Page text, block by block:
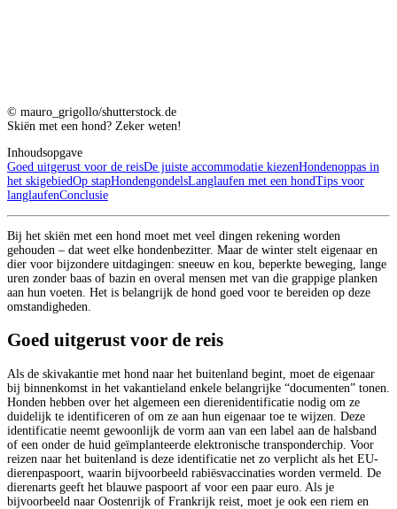
© mauro_grigollo/shutterstock.de
Skiën met een hond? Zeker weten!
Inhoudsopgave
Goed uitgerust voor de reisDe juiste accommodatie kiezenHondenoppas in
het skigebiedOp stapHondengondelsLanglaufen met een hondTips voor
langlaufenConclusie
Bij het skiën met een hond moet met veel dingen rekening worden
gehouden – dat weet elke hondenbezitter. Maar de winter stelt eigenaar en
dier voor bijzondere uitdagingen: sneeuw en kou, beperkte beweging, lange
uren zonder baas of bazin en overal mensen met van die grappige planken
aan hun voeten. Het is belangrijk de hond goed voor te bereiden op deze
omstandigheden.
Goed uitgerust voor de reis
Als de skivakantie met hond naar het buitenland begint, moet de eigenaar
bij binnenkomst in het vakantieland enkele belangrijke “documenten” tonen.
Honden hebben over het algemeen een dierenidentificatie nodig om ze
duidelijk te identificeren of om ze aan hun eigenaar toe te wijzen. Deze
identificatie neemt gewoonlijk de vorm aan van een label aan de halsband
of een onder de huid geïmplanteerde elektronische transponderchip. Voor
reizen naar het buitenland is deze identificatie net zo verplicht als het EU-
dierenpaspoort, waarin bijvoorbeeld rabiësvaccinaties worden vermeld. De
dierenarts geeft het blauwe paspoort af voor een paar euro. Als je
bijvoorbeeld naar Oostenrijk of Frankrijk reist, moet je ook een riem en